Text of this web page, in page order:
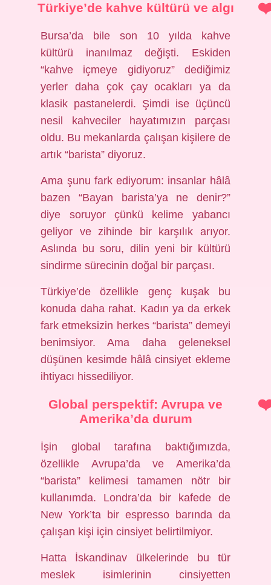
Türkiye’de kahve kültürü ve algı
Bursa’da bile son 10 yılda kahve
kültürü inanılmaz değişti. Eskiden
“kahve içmeye gidiyoruz” dediğimiz
yerler daha çok çay ocakları ya da
klasik pastanelerdi. Şimdi ise üçüncü
nesil kahveciler hayatımızın parçası
oldu. Bu mekanlarda çalışan kişilere de
artık “barista” diyoruz.
Ama şunu fark ediyorum: insanlar hâlâ
bazen “Bayan barista’ya ne denir?”
diye soruyor çünkü kelime yabancı
geliyor ve zihinde bir karşılık arıyor.
Aslında bu soru, dilin yeni bir kültürü
sindirme sürecinin doğal bir parçası.
Türkiye’de özellikle genç kuşak bu
konuda daha rahat. Kadın ya da erkek
fark etmeksizin herkes “barista” demeyi
benimsiyor. Ama daha geleneksel
düşünen kesimde hâlâ cinsiyet ekleme
ihtiyacı hissediliyor.
Global perspektif: Avrupa ve
Amerika’da durum
İşin global tarafına baktığımızda,
özellikle Avrupa’da ve Amerika’da
“barista” kelimesi tamamen nötr bir
kullanımda. Londra’da bir kafede de
New York’ta bir espresso barında da
çalışan kişi için cinsiyet belirtilmiyor.
Hatta İskandinav ülkelerinde bu tür
meslek isimlerinin cinsiyetten